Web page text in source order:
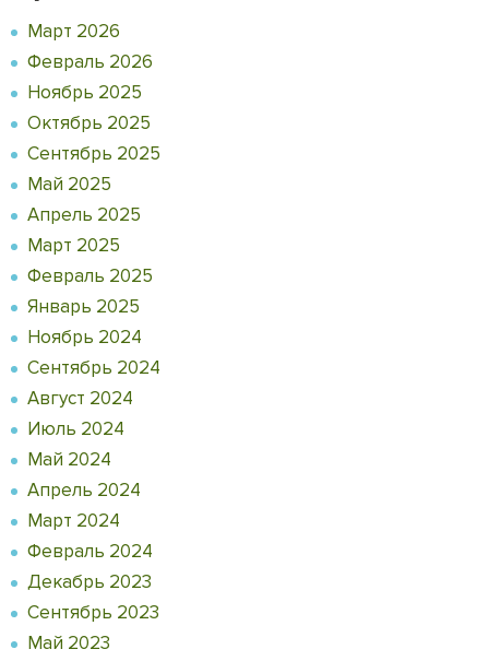
Март 2026
Февраль 2026
Ноябрь 2025
Октябрь 2025
Сентябрь 2025
Май 2025
Апрель 2025
Март 2025
Февраль 2025
Январь 2025
Ноябрь 2024
Сентябрь 2024
Август 2024
Июль 2024
Май 2024
Апрель 2024
Март 2024
Февраль 2024
Декабрь 2023
Сентябрь 2023
Май 2023